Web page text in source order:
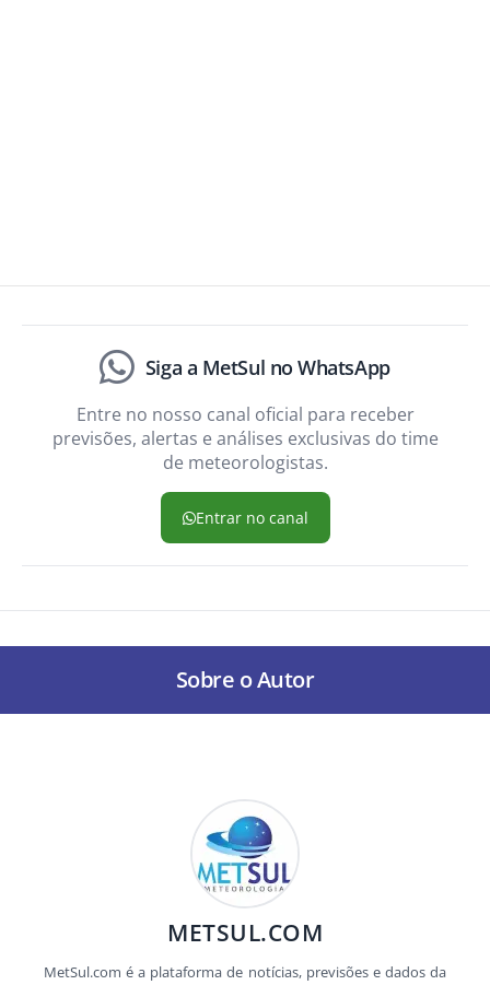
Siga a MetSul no WhatsApp
Entre no nosso canal oficial para receber
previsões, alertas e análises exclusivas do time
de meteorologistas.
Entrar no canal
Sobre o Autor
METSUL.COM
MetSul.com é a plataforma de notícias, previsões e dados da